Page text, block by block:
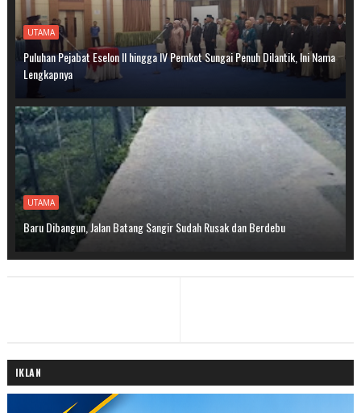
UTAMA
Puluhan Pejabat Eselon II hingga IV Pemkot Sungai Penuh Dilantik, Ini Nama
Lengkapnya
UTAMA
Baru Dibangun, Jalan Batang Sangir Sudah Rusak dan Berdebu
IKLAN